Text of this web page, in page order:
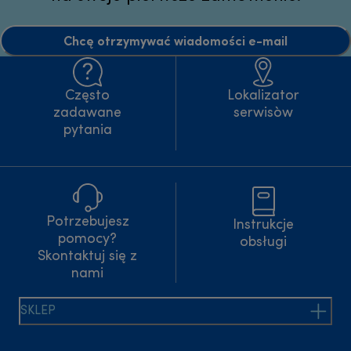
Chcę otrzymywać wiadomości e-mail
Często
zadawane
pytania
Lokalizator
serwisòw
Potrzebujesz
pomocy?
Skontaktuj się z
nami
Instrukcje
obsługi
SKLEP